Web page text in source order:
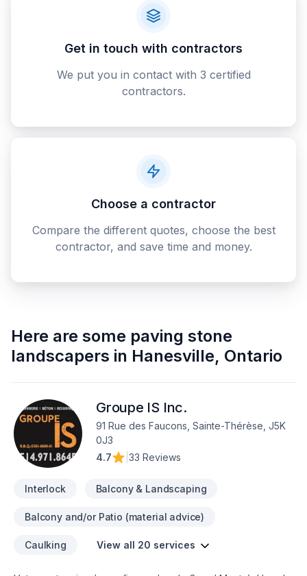
Get in touch with contractors
We put you in contact with 3 certified
contractors.
Choose a contractor
Compare the different quotes, choose the best
contractor, and save time and money.
Here are some paving stone
landscapers in Hanesville, Ontario
Groupe IS Inc.
91 Rue des Faucons, Sainte-Thérèse, J5K
0J3
4.7
33 Reviews
Interlock Balcony & Landscaping
Balcony and/or Patio (material advice)
Caulking View all 20 services